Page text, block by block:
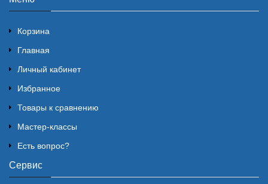
Корзина
Главная
Личный кабинет
Избранное
Товары к сравнению
Мастер-классы
Есть вопрос?
Сервис